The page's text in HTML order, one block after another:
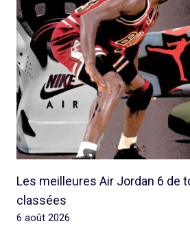
Les meilleures Air Jordan 6 de
classées
6 août 2026